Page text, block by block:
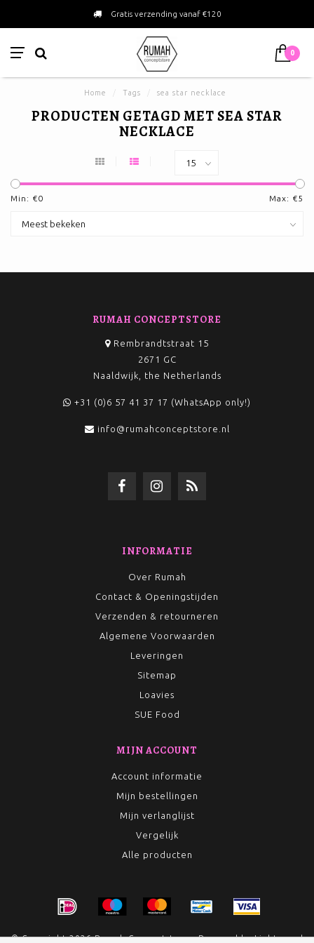
Gratis verzending vanaf €120
0
Home Tags sea star necklace
PRODUCTEN GETAGD MET SEA STAR
NECKLACE
Min: €0 Max: €5
RUMAH CONCEPTSTORE
Rembrandtstraat 15
2671 GC
Naaldwijk, the Netherlands
+31 (0)6 57 41 37 17 (WhatsApp only!)
info@rumahconceptstore.nl
INFORMATIE
Over Rumah
Contact & Openingstijden
Verzenden & retourneren
Algemene Voorwaarden
Leveringen
Sitemap
Loavies
SUE Food
MIJN ACCOUNT
Account informatie
Mijn bestellingen
Mijn verlanglijst
Vergelijk
Alle producten
© Copyright 2026 Rumah Conceptstore - Powered byLightspeed